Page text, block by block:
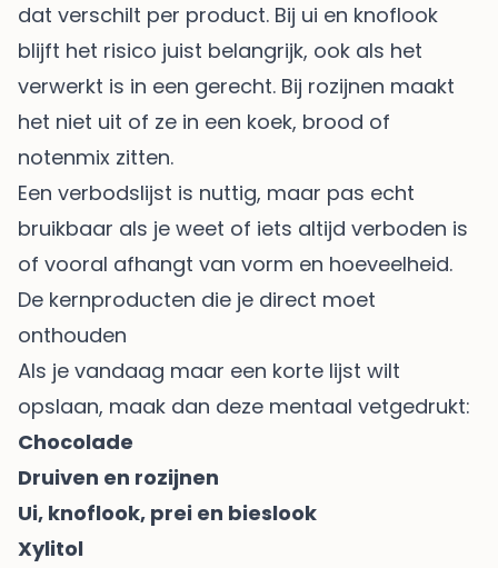
dat verschilt per product. Bij ui en knoflook
blijft het risico juist belangrijk, ook als het
verwerkt is in een gerecht. Bij rozijnen maakt
het niet uit of ze in een koek, brood of
notenmix zitten.
Een verbodslijst is nuttig, maar pas echt
bruikbaar als je weet of iets altijd verboden is
of vooral afhangt van vorm en hoeveelheid.
De kernproducten die je direct moet
onthouden
Als je vandaag maar een korte lijst wilt
opslaan, maak dan deze mentaal vetgedrukt:
Chocolade
Druiven en rozijnen
Ui, knoflook, prei en bieslook
Xylitol